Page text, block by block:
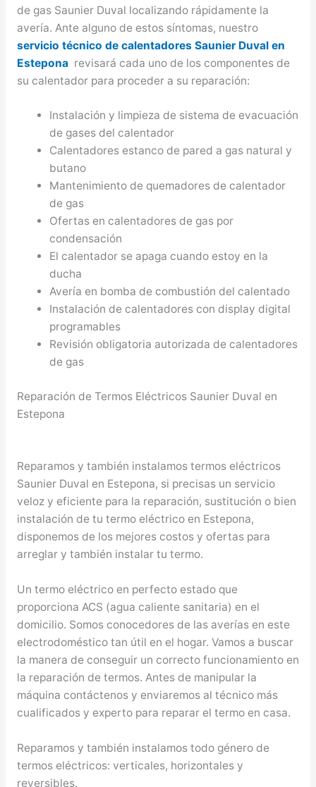
de gas Saunier Duval localizando rápidamente la
avería. Ante alguno de estos síntomas, nuestro
servicio técnico de calentadores Saunier Duval en
Estepona revisará cada uno de los componentes de
su calentador para proceder a su reparación:
Instalación y limpieza de sistema de evacuación
de gases del calentador
Calentadores estanco de pared a gas natural y
butano
Mantenimiento de quemadores de calentador
de gas
Ofertas en calentadores de gas por
condensación
El calentador se apaga cuando estoy en la
ducha
Avería en bomba de combustión del calentado
Instalación de calentadores con display digital
programables
Revisión obligatoria autorizada de calentadores
de gas
Reparación de Termos Eléctricos Saunier Duval en
Estepona
Reparamos y también instalamos termos eléctricos
Saunier Duval en Estepona, si precisas un servicio
veloz y eficiente para la reparación, sustitución o bien
instalación de tu termo eléctrico en Estepona,
disponemos de los mejores costos y ofertas para
arreglar y también instalar tu termo.
Un termo eléctrico en perfecto estado que
proporciona ACS (agua caliente sanitaria) en el
domicilio. Somos conocedores de las averías en este
electrodoméstico tan útil en el hogar. Vamos a buscar
la manera de conseguir un correcto funcionamiento en
la reparación de termos. Antes de manipular la
máquina contáctenos y enviaremos al técnico más
cualificados y experto para reparar el termo en casa.
Reparamos y también instalamos todo género de
termos eléctricos: verticales, horizontales y
reversibles.